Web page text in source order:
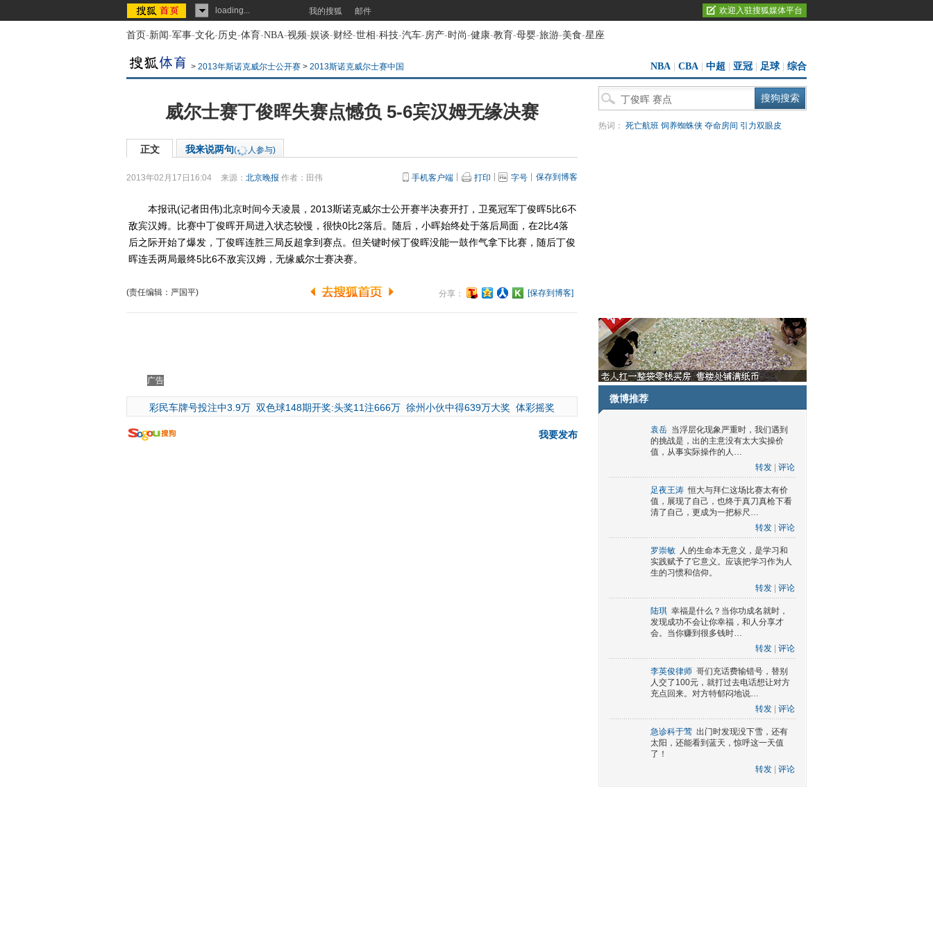
loading... 我的搜狐 邮件 欢迎入驻搜狐媒体平台
首页-新闻-军事-文化-历史-体育-NBA-视频-娱谈-财经-世相-科技-汽车-房产-时尚-健康-教育-母婴-旅游-美食-星座
> 2013年斯诺克威尔士公开赛 > 2013斯诺克威尔士赛中国 NBA CBA 中超 亚冠 足球| 综合
威尔士赛丁俊晖失赛点憾负 5-6宾汉姆无缘决赛
正文 我来说两句( 人参与)
2013年02月17日16:04 来源： 北京晚报 作者：田伟 手机客户端 打印 字号 保存到博客
本报讯(记者田伟)北京时间今天凌晨，2013斯诺克威尔士公开赛半决赛开打，卫冕冠军丁俊晖5比6不
敌宾汉姆。比赛中丁俊晖开局进入状态较慢，很快0比2落后。随后，小晖始终处于落后局面，在2比4落
后之际开始了爆发，丁俊晖连胜三局反超拿到赛点。但关键时候丁俊晖没能一鼓作气拿下比赛，随后丁俊
晖连丢两局最终5比6不敌宾汉姆，无缘威尔士赛决赛。
(责任编辑：严国平) 分享： [保存到博客]
广告
彩民车牌号投注中3.9万 双色球148期开奖:头奖11注666万 徐州小伙中得639万大奖 体彩摇奖
我要发布
热词： 死亡航班 饲养蜘蛛侠 夺命房间 引力双眼皮
微博推荐
袁岳 当浮层化现象严重时，我们遇到
的挑战是，出的主意没有太大实操价
值，从事实际操作的人…
转发
评论
足夜王涛 恒大与拜仁这场比赛太有价
值，展现了自己，也终于真刀真枪下看
清了自己，更成为一把标尺…
转发
评论
罗崇敏 人的生命本无意义，是学习和
实践赋予了它意义。应该把学习作为人
生的习惯和信仰。
转发
评论
陆琪 幸福是什么？当你功成名就时，
发现成功不会让你幸福，和人分享才
会。当你赚到很多钱时…
转发
评论
李英俊律师 哥们充话费输错号，替别
人交了100元，就打过去电话想让对方
充点回来。对方特郁闷地说…
转发
评论
急诊科于莺 出门时发现没下雪，还有
太阳，还能看到蓝天，惊呼这一天值
了！
转发
评论